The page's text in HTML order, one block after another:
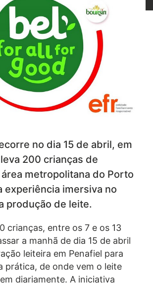
no dia 15 de abril, em
200 crianças de
metropolitana do Porto
experiência imersiva no
produção de leite.
crianças, entre os 7 e os 13
a manhã de dia 15 de abril
leiteira em Penafiel para
prática, de onde vem o leite
diariamente. A iniciativa